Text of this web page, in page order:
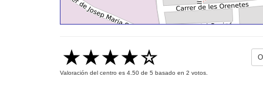
Valoración del centro es 4.50 de 5 basado en 2 votos.